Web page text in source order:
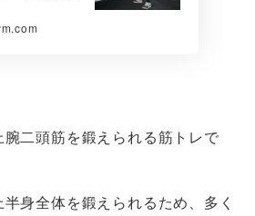
二頭筋を鍛えられる筋トレで
身全体を鍛えられるため、多く